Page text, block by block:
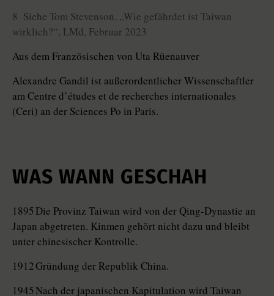
8 Siehe Tom Stevenson, „Wie gefährdet ist Taiwan
wirklich?“, LMd, Februar 2023
Aus dem Französischen von Uta Rüenauver
Alexandre Gandil ist außerordentlicher Wissenschaftler
am Centre d’études et de recherches internationales
(Ceri) an der Sciences Po in Paris.
WAS WANN GESCHAH
1895 Die Provinz Taiwan wird von der Qing-Dynastie an
Japan abgetreten. Kinmen gehört nicht dazu und bleibt
unter chinesischer Kontrolle.
1912 Gründung der Republik China.
1945 Nach der japanischen Kapitulation wird Taiwan